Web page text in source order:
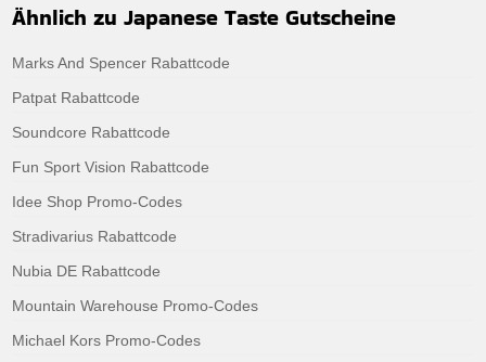
Ähnlich zu Japanese Taste Gutscheine
Marks And Spencer Rabattcode
Patpat Rabattcode
Soundcore Rabattcode
Fun Sport Vision Rabattcode
Idee Shop Promo-Codes
Stradivarius Rabattcode
Nubia DE Rabattcode
Mountain Warehouse Promo-Codes
Michael Kors Promo-Codes